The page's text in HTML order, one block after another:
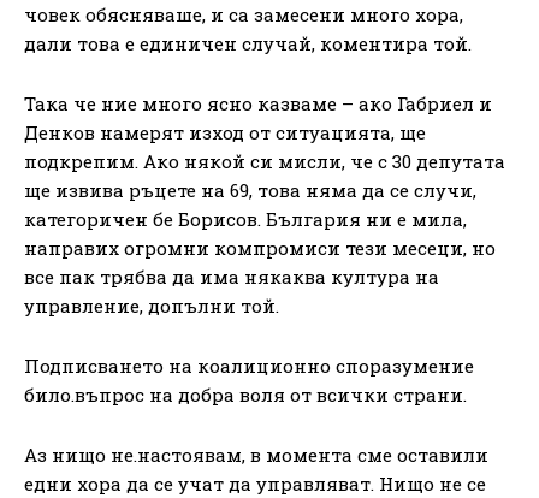
човек обясняваше, и са замесени много хора,
дали това е единичен случай, коментира той.
Така че ние много ясно казваме – ако Габриел и
Денков намерят изход от ситуацията, ще
подкрепим. Ако някой си мисли, че с 30 депутата
ще извива ръцете на 69, това няма да се случи,
категоричен бе Борисов. България ни е мила,
направих огромни компромиси тези месеци, но
все пак трябва да има някаква култура на
управление, допълни той.
Подписването на коалиционно споразумение
било.въпрос на добра воля от всички страни.
Аз нищо не.настоявам, в момента сме оставили
едни хора да се учат да управляват. Нищо не се